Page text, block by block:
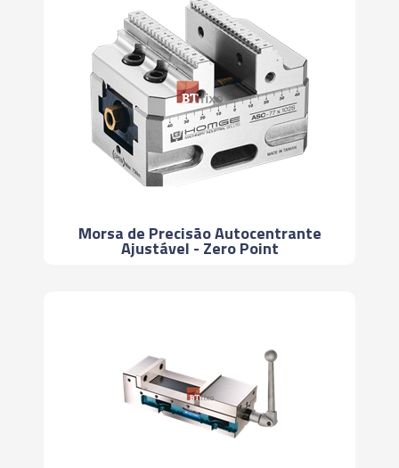
Morsa de Precisão Autocentrante
Ajustável - Zero Point